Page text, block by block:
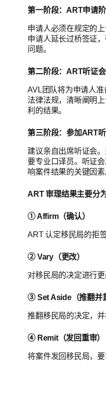
第一阶段：ART申请
申请人必须在规定的
申请人延长过桥签证
问题。
第二阶段：ART听证
AVL团队将为申请人
法律法规，清晰阐明
利的结果。
第三阶段：参加ART
建议亲自出席听证会
要专业口译员。听证
响案件结果的关键因素
ART 审理结果主要分
① Affirm（确认）
ART 认定移民局的拒
② Vary（更改）
对移民局的决定进行
③ Set Aside（推翻并
推翻移民局的决定，
④ Remit（发回重审）
将案件发回移民局，